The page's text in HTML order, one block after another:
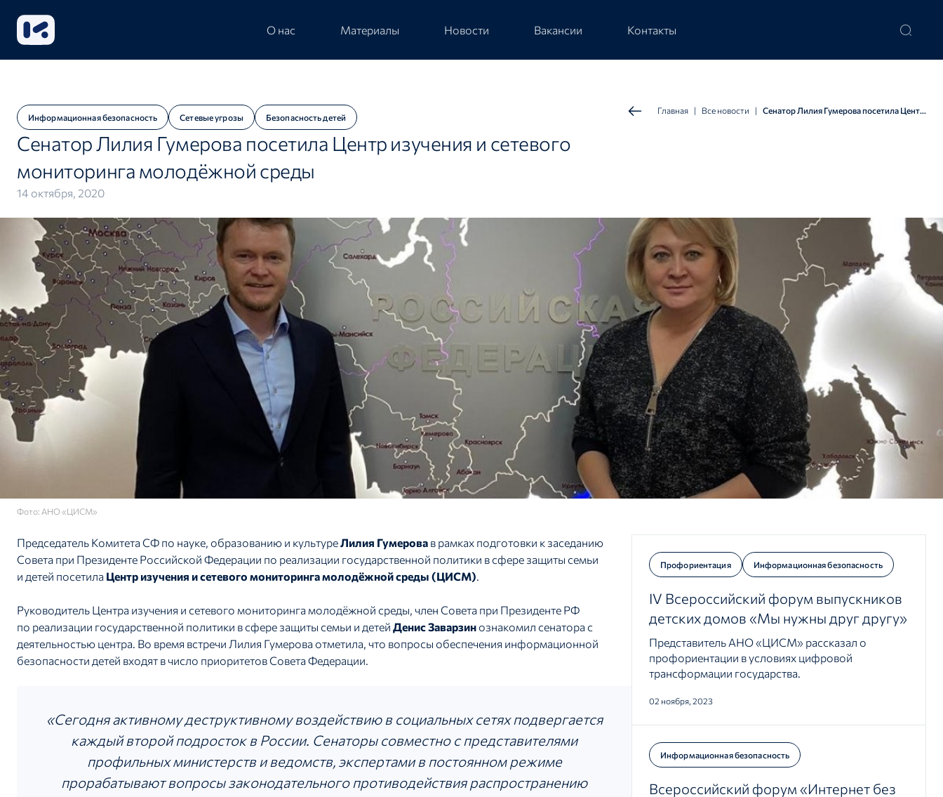
О нас Материалы Новости Вакансии Контакты
Информационная безопасность Сетевые угрозы Безопасность детей
Сенатор Лилия Гумерова посетила Центр изучения и сетевого
мониторинга молодёжной среды
14 октября, 2020
Главная | Все новости | Сенатор Лилия Гумерова посетила Центр изучения и сетевого мониторинга молодёжной среды
Фото: АНО «ЦИСМ»
Председатель Комитета СФ по науке, образованию и культуреЛилия Гумерова в рамках подготовки к заседанию
Совета при Президенте Российской Федерации по реализации государственной политики в сфере защиты семьи
и детей посетила Центр изучения и сетевого мониторинга молодёжной среды (ЦИСМ).
Руководитель Центра изучения и сетевого мониторинга молодёжной среды, член Совета при Президенте РФ
по реализации государственной политики в сфере защиты семьи и детей Денис Заварзинознакомил сенатора с
деятельностью центра. Во время встречи Лилия Гумерова отметила, что вопросы обеспечения информационной
безопасности детей входят в число приоритетов Совета Федерации.
«Сегодня активному деструктивному воздействию в социальных сетях подвергается
каждый второй подросток в России. Сенаторы совместно с представителями
профильных министерств и ведомств, экспертами в постоянном режиме
прорабатывают вопросы законодательного противодействия распространению
Профориентация Информационная безопасность
IV Всероссийский форум выпускников
детских домов «Мы нужны друг другу»
Представитель АНО «ЦИСМ» рассказал о
профориентации в условиях цифровой
трансформации государства.
02 ноября, 2023
Информационная безопасность
Всероссийский форум «Интернет без